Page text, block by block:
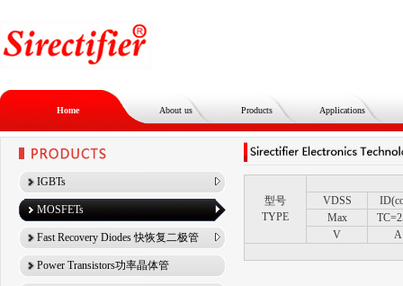
Home About us Products Applications
IGBTs
MOSFETs
Fast Recovery Diodes 快恢复二极管
Power Transistors功率晶体管
型号
TYPE
VDSS
Max
V
A